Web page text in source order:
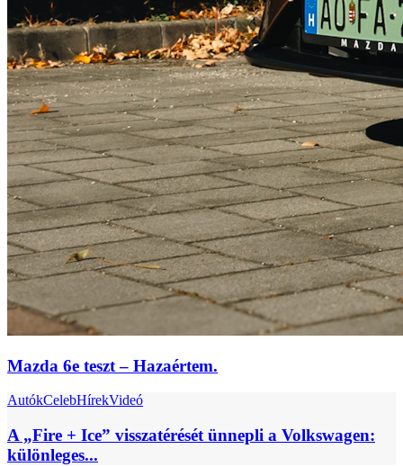
Mazda 6e teszt – Hazaértem.
AutókCelebHírekVideó
A „Fire + Ice” visszatérését ünnepli a Volkswagen:
különleges...